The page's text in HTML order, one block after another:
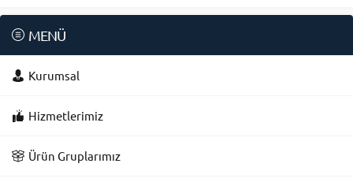
MENÜ
Kurumsal
Hizmetlerimiz
Ürün Gruplarımız